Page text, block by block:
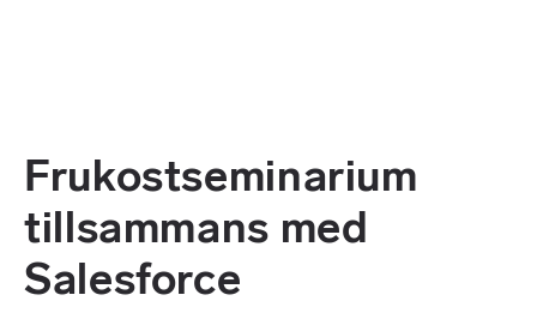
Frukostseminarium
tillsammans med
Salesforce